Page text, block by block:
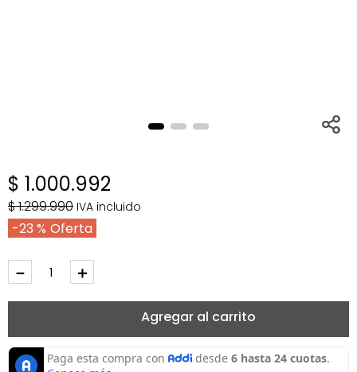
$ 1.000.992
$1.299.990 IVA incluido
23 %
＋
－
Agregar al carrito